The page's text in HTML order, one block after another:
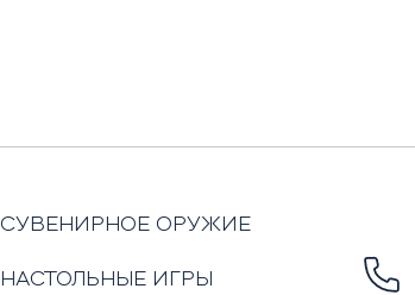
СУВЕНИРНОЕ ОРУЖИЕ
НАСТОЛЬНЫЕ ИГРЫ